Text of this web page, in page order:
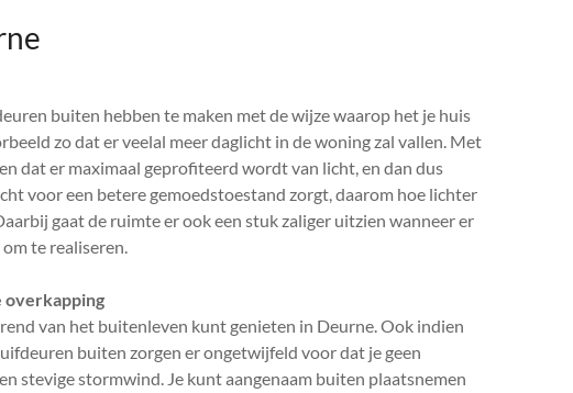
buiten hebben te maken met de wijze waarop het je huis
zo dat er veelal meer daglicht in de woning zal vallen. Met
dat er maximaal geprofiteerd wordt van licht, en dan dus
voor een betere gemoedstoestand zorgt, daarom hoe lichter
gaat de ruimte er ook een stuk zaliger uitzien wanneer er
te realiseren.
overkapping
van het buitenleven kunt genieten in Deurne. Ook indien
buiten zorgen er ongetwijfeld voor dat je geen
stevige stormwind. Je kunt aangenaam buiten plaatsnemen